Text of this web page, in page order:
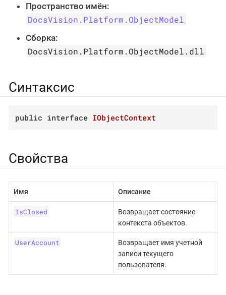
Пространство имён:
DocsVision.Platform.ObjectModel
Сборка:
DocsVision.Platform.ObjectModel.dll
Синтаксис
public interface IObjectContext
Свойства
Имя Описание
IsClosed
Возвращает состояние
контекста объектов.
UserAccount
Возвращает имя учетной
записи текущего
пользователя.